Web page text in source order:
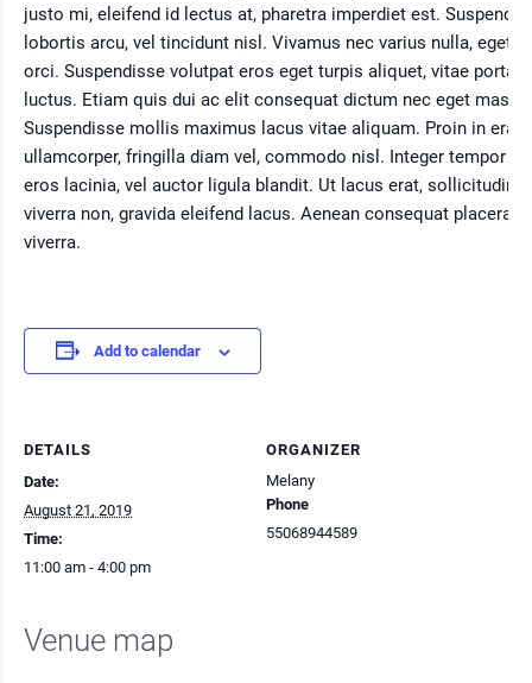
justo mi, eleifend id lectus at, pharetra imperdiet est.
lobortis arcu, vel tincidunt nisl. Vivamus nec varius nulla, eget
orci. Suspendisse volutpat eros eget turpis aliquet, vitae porta
luctus. Etiam quis dui ac elit consequat dictum nec eget massa.
Suspendisse mollis maximus lacus vitae aliquam. Proin in erat
ullamcorper, fringilla diam vel, commodo nisl. Integer tempor
eros lacinia, vel auctor ligula blandit. Ut lacus erat, sollicitudin
viverra non, gravida eleifend lacus. Aenean consequat placerat
viverra.
Add to calendar
DETAILS
Date:
August 21, 2019
Time:
11:00 am - 4:00 pm
ORGANIZER
Melany
Phone
55068944589
Venue map